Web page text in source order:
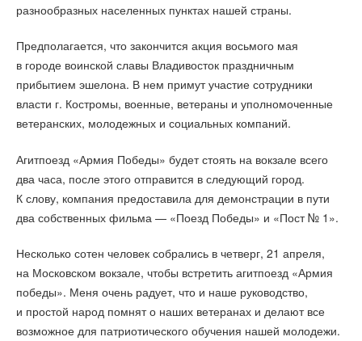
разнообразных населенных пунктах нашей страны.
Предполагается, что закончится акция восьмого мая
в городе воинской славы Владивосток праздничным
прибытием эшелона. В нем примут участие сотрудники
власти г. Костромы, военные, ветераны и уполномоченные
ветеранских, молодежных и социальных компаний.
Агитпоезд «Армия Победы» будет стоять на вокзале всего
два часа, после этого отправится в следующий город.
К слову, компания предоставила для демонстрации в пути
два собственных фильма — «Поезд Победы» и «Пост № 1».
Несколько сотен человек собрались в четверг, 21 апреля,
на Московском вокзале, чтобы встретить агитпоезд «Армия
победы». Меня очень радует, что и наше руководство,
и простой народ помнят о наших ветеранах и делают все
возможное для патриотического обучения нашей молодежи.